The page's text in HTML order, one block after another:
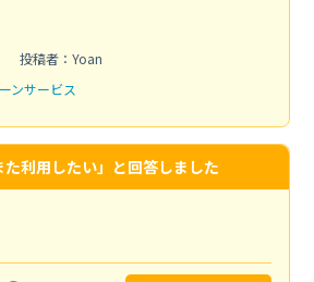
投稿者：Yoan
ンサービス
た利用したい」と回答しました